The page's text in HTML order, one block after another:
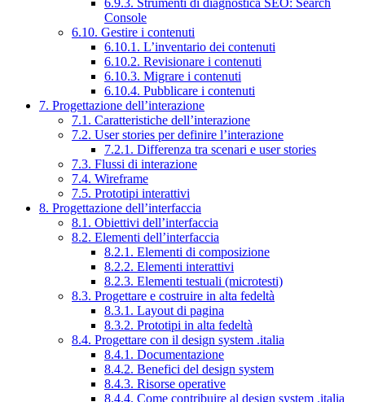
Console
6.10. Gestire i contenuti
6.10.1. L’inventario dei contenuti
6.10.2. Revisionare i contenuti
6.10.3. Migrare i contenuti
6.10.4. Pubblicare i contenuti
7. Progettazione dell’interazione
7.1. Caratteristiche dell’interazione
7.2. User stories per definire l’interazione
7.2.1. Differenza tra scenari e user stories
7.3. Flussi di interazione
7.4. Wireframe
7.5. Prototipi interattivi
8. Progettazione dell’interfaccia
8.1. Obiettivi dell’interfaccia
8.2. Elementi dell’interfaccia
8.2.1. Elementi di composizione
8.2.2. Elementi interattivi
8.2.3. Elementi testuali (microtesti)
8.3. Progettare e costruire in alta fedeltà
8.3.1. Layout di pagina
8.3.2. Prototipi in alta fedeltà
8.4. Progettare con il design system .italia
8.4.1. Documentazione
8.4.2. Benefici del design system
8.4.3. Risorse operative
8.4.4. Come contribuire al design system .italia